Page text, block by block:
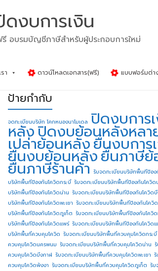
งบการเงิน
อบรมบัญชีภาษีสำหรับผู้ประกอบการใหม่
า ดาวน์โหลดเอกสาร(ฟรี) แบบฟอร์มต่
ป้ายกำกับ
จดทะเบียนบริษัท โคกหนองนาโมเดล ปิดงบการ
หลังปิดงบย้อนหลังหลา
เปล่าย้อนหลังยื่นงบการ
ยื่นงบย้อนหลังยื่นภาษี
ยื่นภาษีร้านค้า รับจดทะเบียนบริษัทพื้นทีป้อง
บริษัทพื้นทีป้องกันโควิดกระบี่ รับจดทะเบียนบริษัทพื้นทีป้องกันโควิ
บริษัทพื้นทีป้องกันโควิดน่าน รับจดทะเบียนบริษัทพื้นทีป้องกันโควิด
บริษัทพื้นทีป้องกันโควิดพะเยา รับจดทะเบียนบริษัทพื้นทีป้องกันโควิ
บริษัทพื้นทีป้องกันโควิดภูเก็ต รับจดทะเบียนบริษัทพื้นทีป้องกันโควิ
บริษัทพื้นทีป้องกันโควิดแพร่ รับจดทะเบียนบริษัทพื้นทีป้องกันโควิด
บริษัทพื้นที่ควบคุมโควิด รับจดทะเบียนบริษัทพื้นที่ควบคุมโควิดกระบี่
ควบคุมโควิดนครพนม รับจดทะเบียนบริษัทพื้นที่ควบคุมโควิดน่าน
ควบคุมโควิดบึงกาฬ รับจดทะเบียนบริษัทพื้นที่ควบคุมโควิดพะเยา
ควบคุมโควิดพังงา รับจดทะเบียนบริษัทพื้นที่ควบคุมโควิดภูเก็ต รั